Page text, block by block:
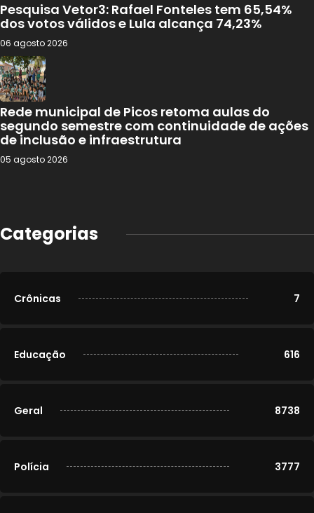
Pesquisa Vetor3: Rafael Fonteles tem 65,54%
dos votos válidos e Lula alcança 74,23%
06 agosto 2026
Rede municipal de Picos retoma aulas do
segundo semestre com continuidade de ações
de inclusão e infraestrutura
05 agosto 2026
Categorias
Crônicas 7
Educação 616
Geral 8738
Polícia 3777